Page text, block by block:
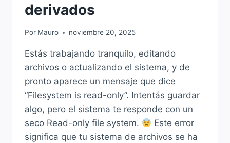
derivados
Por Mauro noviembre 20, 2025
Estás trabajando tranquilo, editando
archivos o actualizando el sistema, y de
pronto aparece un mensaje que dice
“Filesystem is read-only”. Intentás guardar
algo, pero el sistema te responde con un
seco Read-only file system.
Este error
significa que tu sistema de archivos se ha